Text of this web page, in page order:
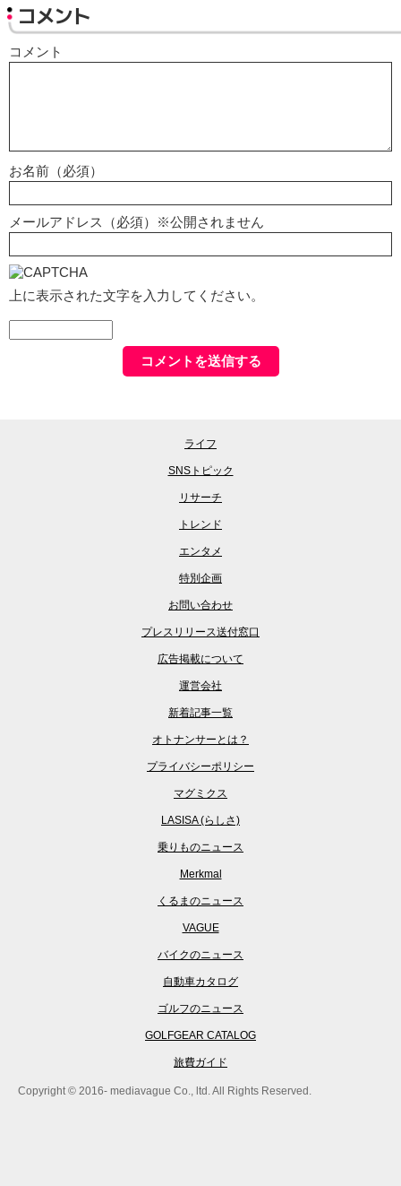
コメント
コメント
お名前（必須）
メールアドレス（必須）※公開されません
上に表示された文字を入力してください。
ライフ
SNSトピック
リサーチ
トレンド
エンタメ
特別企画
お問い合わせ
プレスリリース送付窓口
広告掲載について
運営会社
新着記事一覧
オトナンサーとは？
プライバシーポリシー
マグミクス
LASISA (らしさ)
乗りものニュース
Merkmal
くるまのニュース
VAGUE
バイクのニュース
自動車カタログ
ゴルフのニュース
GOLFGEAR CATALOG
旅費ガイド
Copyright © 2016- mediavague Co., ltd. All Rights Reserved.